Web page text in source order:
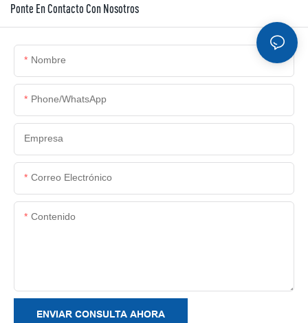
Ponte En Contacto Con Nosotros
Nombre
Phone/whatsApp
Empresa
Correo Electrónico
Contenido
ENVIAR CONSULTA AHORA